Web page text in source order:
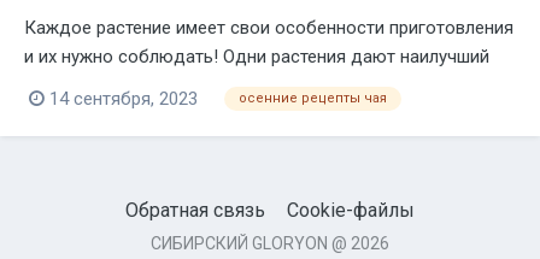
Каждое растение имеет свои особенности приготовления
и их нужно соблюдать! Одни растения дают наилучший
эффект при заваривании кипятком, а другие требуют
холодного настаивания в течение суток. Лишь тогда они
отдают в раствор необходимые в конкретном случае
14 сентября, 2023 осенние рецепты чая
Обратная связь Cookie-файлы
СИБИРСКИЙ GLORYON @ 2026